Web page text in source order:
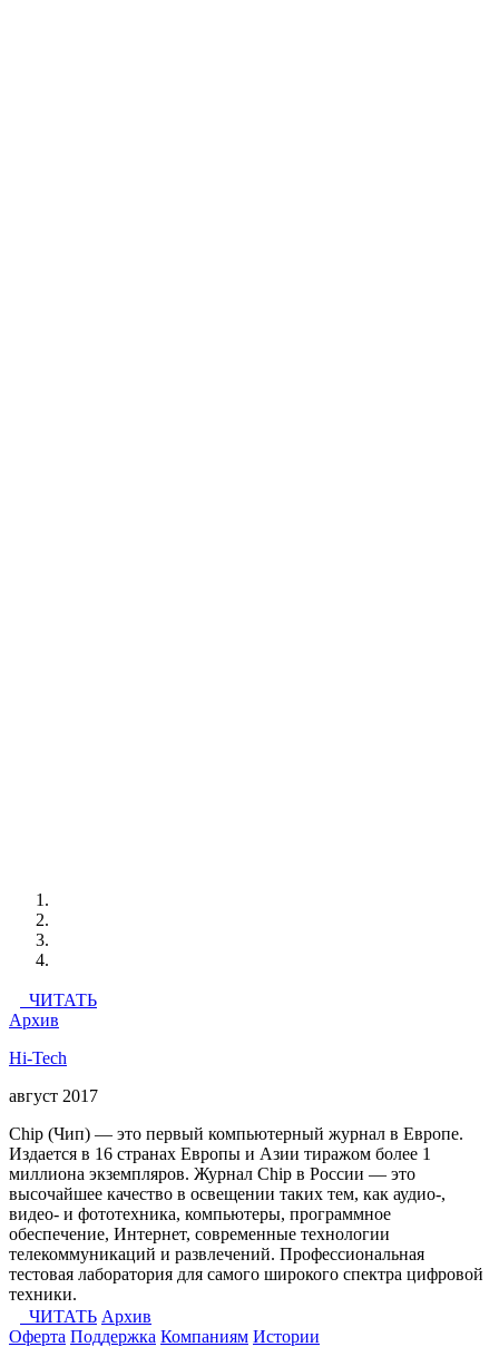
ЧИТАТЬ
Архив
Hi-Tech
август 2017
Chip (Чип) — это первый компьютерный журнал в Европе.
Издается в 16 странах Европы и Азии тиражом более 1
миллиона экземпляров. Журнал Chip в России — это
высочайшее качество в освещении таких тем, как аудио-,
видео- и фототехника, компьютеры, программное
обеспечение, Интернет, современные технологии
телекоммуникаций и развлечений. Профессиональная
тестовая лаборатория для самого широкого спектра цифровой
техники.
ЧИТАТЬ Архив
Оферта Поддержка Компаниям Истории